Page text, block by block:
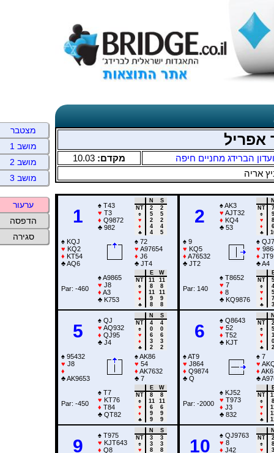
אפריל
הברידג מחניים חיפה מקדם: 10.03
אריה
1
♠ T43
♥ T3
♦ Q9872
♣ 982
N
S
NT
2
2
♠
5
5
♥
2
2
♦
4
4
♣
4 5
♠ KQJ
♥ KQ2
♦ KT54
♣AQ6
♠ 72
♥ A97654
♦ J6
♣ JT4
Par: -460
♠A9865
♥ J8
♦ A3
♣ K753
E
W
NT
11
11
♠
8
8
♥
11
11
♦
9
9
♣
8 8
2
♠AK3
♥ AJT32
♦ KQ4
♣ 53
NT
7
♠
9
♥
8
♦
6
♣
♠ 9
♥ KQ5
♦ A76532
♣ JT2
♠
♥
♦ JT9
♣A4
Par: 140
♠ T8652
♥ 7
♦ 8
♣ KQ9876
NT
5
♠
4
♥
5
♦
7
♣
3
5
♠ QJ
♥ AQ932
♦ QJ95
♣ J4
N
S
NT
4
4
♠
0
0
♥
6
6
♦
3
3
♣
2 2
♠ 95432
♥ J8
♦
♣AK9653
♠AK86
♥ 54
♦ AK7632
♣ 7
Par: -450
♠ T7
♥ KT76
♦ T84
♣ QT82
E
W
NT
8
8
♠
11
11
♥
6
6
♦
9
9
♣
9 9
6
♠ Q8643
♥ 52
♦ T52
♣ KJT
NT
2
♠
5
♥
1
♦
0
♣
2
♠AT9
♥ J864
♦ Q9874
♣ Q
♠ 7
♥
♦ AK6
♣
Par: -2000
♠ KJ52
♥ T973
♦ J3
♣ 832
NT
♠
8
♥
♦
♣
9
♠ T975
♥ KJT643
♦ Q8
N
S
NT
3
3
♠
3
3
♥
8
8
10
♠ QJ9763
♥ 8
♦ J42
NT
2
♠
8
♥
3
מצטבר
מושב 1
מושב 2
מושב 3
ערעור
הדפסה
סגירה